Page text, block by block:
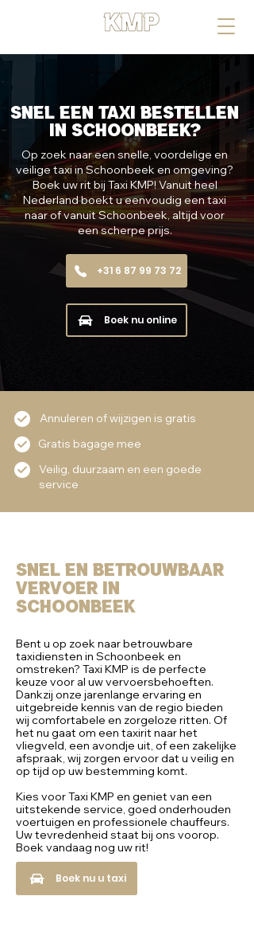
Snel een taxi bestellen
in Schoonbeek?
Op zoek naar een snelle, voordelige en
veilige taxi in Schoonbeek en omgeving?
Boek uw rit bij Taxi KMP! Vanuit heel
Nederland boekt u eenvoudig een taxi
naar of vanuit Schoonbeek, altijd voor
een scherpe prijs.
+31 6 87 99 73 72
Boek nu online
Annuleren of wijzigen is gratis
Gratis bagage mee
Veilig, duurzaam en een goede
service
Snel en Betrouwbaar
vervoer in
Schoonbeek
Bent u op zoek naar betrouwbare
taxidiensten in Schoonbeek en
omstreken? Taxi KMP is de perfecte
keuze voor al uw vervoersbehoeften.
Dankzij onze jarenlange ervaring en
uitgebreide kennis van de regio bieden
wij comfortabele en zorgeloze ritten. Of
het nu gaat om een taxirit naar het
vliegveld, een avondje uit, of een zakelijke
afspraak, wij zorgen ervoor dat u veilig en
op tijd op uw bestemming komt.
Kies voor Taxi KMP en geniet van een
uitstekende service, goed onderhouden
voertuigen en professionele chauffeurs.
Uw tevredenheid staat bij ons voorop.
Boek vandaag nog uw rit!
Boek nu u taxi